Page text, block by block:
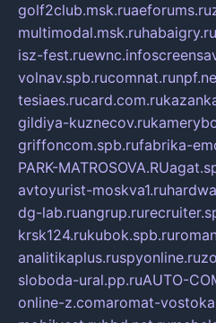
golf2club.msk.ruaeforums.ru
multimodal.msk.ruhabaigry.ru
isz-fest.ruewnc.info
volnav.spb.rucomnat.ru
tesiaes.rucard.com.ru
gildiya-kuznecov.ru
griffoncom.spb.rufabrika-
PARK-MATROSOVA.RU
avtoyurist-moskva1.ru
dg-lab.ruangrup.ru
krsk124.rukubok.spb.ru
analitikaplus.ruspyonline.ru
sloboda-ural.pp.ruAUTO-
online-z.comaromat-